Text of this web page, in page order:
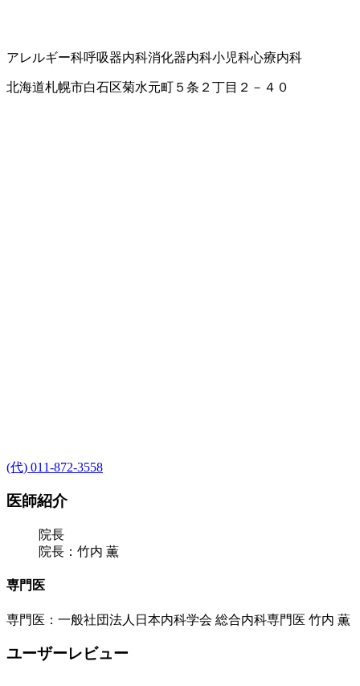
アレルギー科呼吸器内科消化器内科小児科心療内科
北海道札幌市白石区菊水元町５条２丁目２－４０
(代) 011-872-3558
医師紹介
院長
院長：竹内 薫
専門医
専門医：一般社団法人日本内科学会 総合内科専門医 竹内 薫
ユーザーレビュー